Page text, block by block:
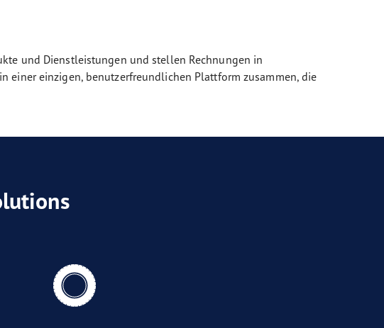
und Dienstleistungen und stellen Rechnungen in
einzigen, benutzerfreundlichen Plattform zusammen, die